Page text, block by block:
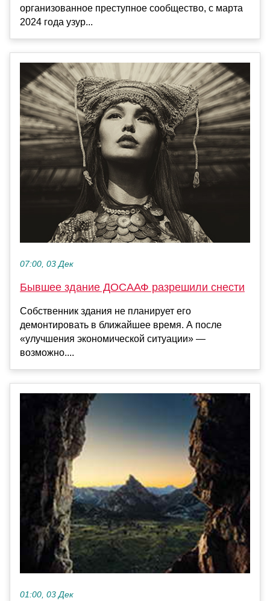
организованное преступное сообщество, с марта
2024 года узур...
07:00, 03 Дек
Бывшее здание ДОСААФ разрешили снести
Собственник здания не планирует его
демонтировать в ближайшее время. А после
«улучшения экономической ситуации» —
возможно....
01:00, 03 Дек